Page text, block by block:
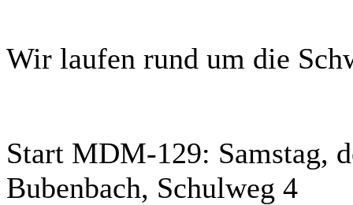
Wir laufen rund um die
Start MDM-129: Samstag,
Bubenbach, Schulweg 4